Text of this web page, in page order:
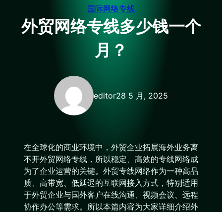
国际网络专线
外贸网络专线多少钱一个
月？
editor28 5 月, 2025
在全球化的商业环境中，外贸企业拓展海外业务离
不开外贸网络专线，所以稳定、高效的专线网络成
为了企业运营的关键。外贸专线网络作为一种高品
质、高带宽、低延迟的互联网接入方式，特别适用
于外贸企业与国外客户在线沟通、视频会议、远程
协作办公等需求。所以本篇内容为大家详细介绍外